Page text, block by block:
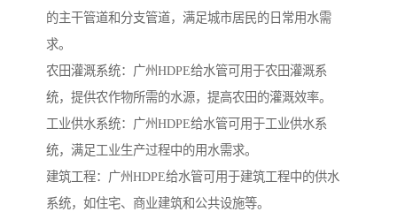
的主干管道和分支管道，满足城市居民的日常用水需
求。
农田灌溉系统：广州HDPE给水管可用于农田灌溉系
统，提供农作物所需的水源，提高农田的灌溉效率。
工业供水系统：广州HDPE给水管可用于工业供水系
统，满足工业生产过程中的用水需求。
建筑工程：广州HDPE给水管可用于建筑工程中的供水
系统，如住宅、商业建筑和公共设施等。